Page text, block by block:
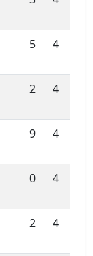
5 4
2 4
9 4
0 4
2 4